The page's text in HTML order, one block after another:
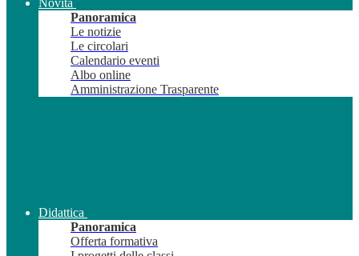
Novità
Panoramica
Le notizie
Le circolari
Calendario eventi
Albo online
Amministrazione Trasparente
Didattica
Panoramica
Offerta formativa